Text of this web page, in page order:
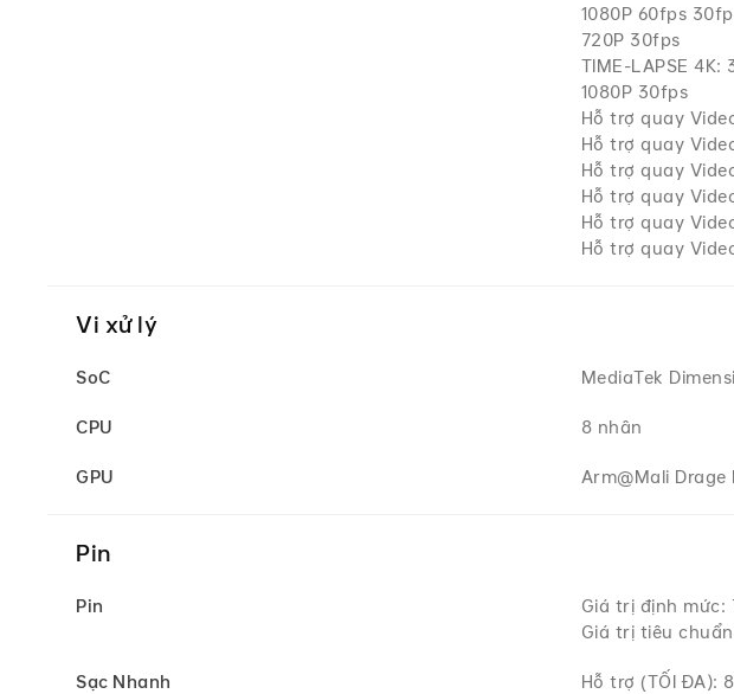
1080P 60fps
720P 30fps
TIME-LAPSE 4K:
1080P 30fps
Hỗ trợ quay
Hỗ trợ quay
Hỗ trợ quay
Hỗ trợ quay
Hỗ trợ quay
Hỗ trợ quay
Vi xử lý
SoC MediaTek
CPU 8 nhân
GPU Arm@Mali Drage
Pin
Pin
Giá trị định mức:
Giá trị tiêu
Sạc Nhanh Hỗ trợ (TỐI ĐA):